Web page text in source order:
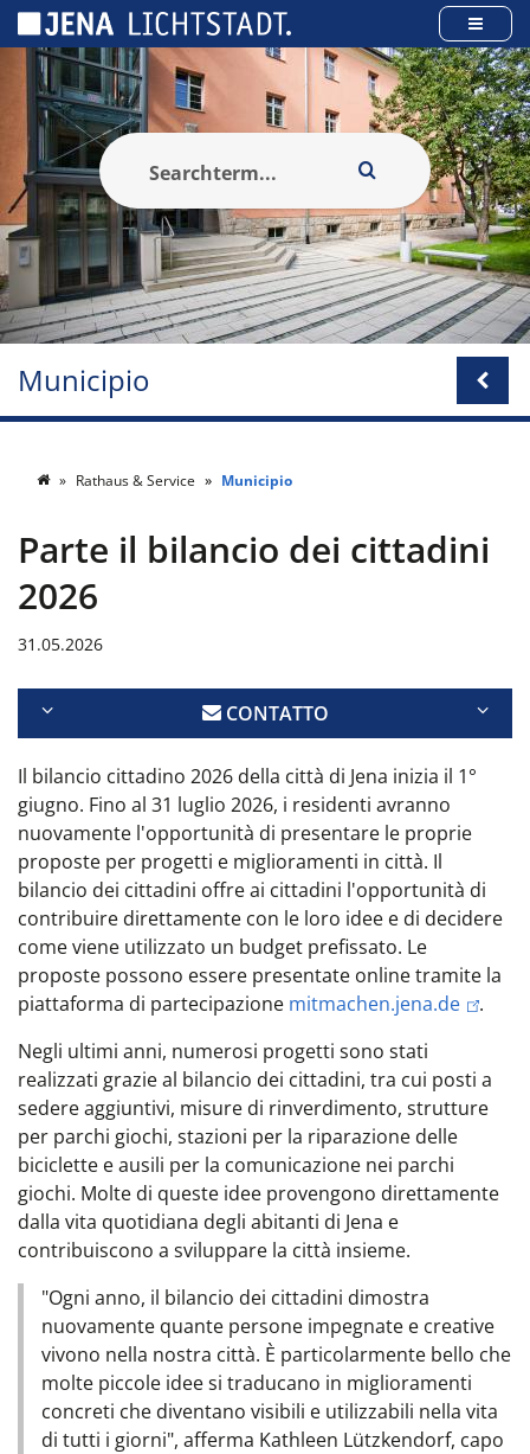
Municipio
Rathaus & Service Municipio
Parte il bilancio dei cittadini
2026
31.05.2026
CONTATTO
Il bilancio cittadino 2026 della città di Jena inizia il 1°
giugno. Fino al 31 luglio 2026, i residenti avranno
nuovamente l'opportunità di presentare le proprie
proposte per progetti e miglioramenti in città. Il
bilancio dei cittadini offre ai cittadini l'opportunità di
contribuire direttamente con le loro idee e di decidere
come viene utilizzato un budget prefissato. Le
proposte possono essere presentate online tramite la
piattaforma di partecipazione mitmachen.jena.de
.
Negli ultimi anni, numerosi progetti sono stati
realizzati grazie al bilancio dei cittadini, tra cui posti a
sedere aggiuntivi, misure di rinverdimento, strutture
per parchi giochi, stazioni per la riparazione delle
biciclette e ausili per la comunicazione nei parchi
giochi. Molte di queste idee provengono direttamente
dalla vita quotidiana degli abitanti di Jena e
contribuiscono a sviluppare la città insieme.
"Ogni anno, il bilancio dei cittadini dimostra
nuovamente quante persone impegnate e creative
vivono nella nostra città. È particolarmente bello che
molte piccole idee si traducano in miglioramenti
concreti che diventano visibili e utilizzabili nella vita
di tutti i giorni", afferma Kathleen Lützkendorf, capo
Pannello di gestione dei cookies